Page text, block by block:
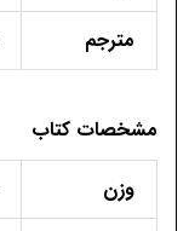
مترجم
مشخصات کتاب
وزن